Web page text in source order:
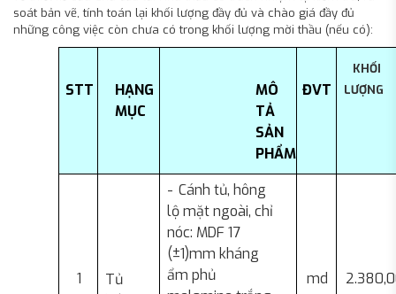
soát bản vẽ, tính toán lại khối lượng đầy đủ và chào giá đầy đủ
những công việc còn chưa có trong khối lượng mời thầu (nếu có):
STT
HẠNG
MỤC
MÔ
TẢ
SẢN
PHẨM
ĐVT
KHỐI
LƯỢNG
1
Tủ
- Cánh tủ, hông
lộ mặt ngoài, chỉ
nóc: MDF 17
(±1)mm kháng
ẩm phủ
md